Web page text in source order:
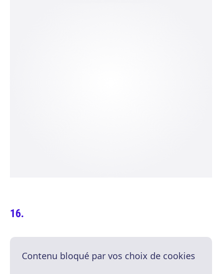
Contenu bloqué par vos choix de cookies